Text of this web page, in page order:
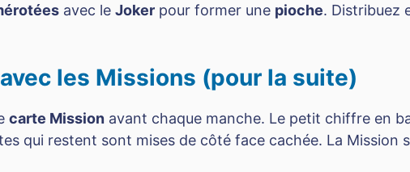
avec le Joker pour former une pioche. Distribuez
les Missions (pour la suite)
carte Mission avant chaque manche. Le petit chiffre en
qui restent sont mises de côté face cachée. La Mission